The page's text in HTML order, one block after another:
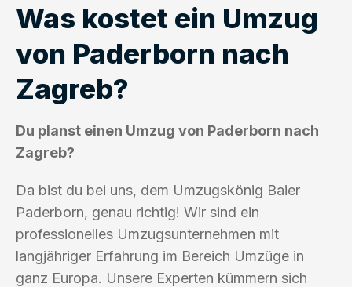
Was kostet ein Umzug
von Paderborn nach
Zagreb?
Du planst einen Umzug von Paderborn nach
Zagreb?
Da bist du bei uns, dem Umzugskönig Baier
Paderborn, genau richtig! Wir sind ein
professionelles Umzugsunternehmen mit
langjähriger Erfahrung im Bereich Umzüge in
ganz Europa. Unsere Experten kümmern sich